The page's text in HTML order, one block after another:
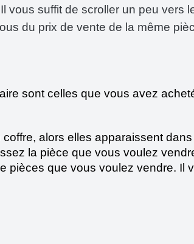
suffit de scroller un peu vers
du prix de vente de la même
sont celles que vous avez
alors elles apparaissent
la pièce que vous voulez
que vous voulez vendre. Il